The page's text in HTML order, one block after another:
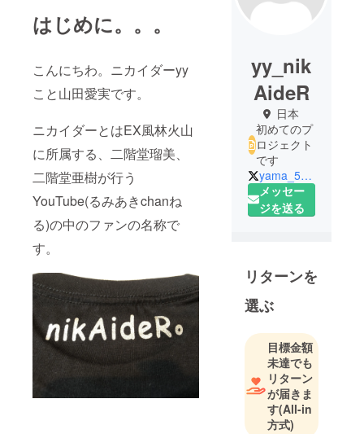
はじめに。。。
こんにちわ。ニカイダーyy
こと山田愛実です。
ニカイダーとはEX風林火山
に所属する、二階堂瑠美、
二階堂亜樹が行う
YouTube(るみあきchanね
る)の中のファンの名称で
す。
yy_nik
AideR
日本
初めてのプ
ロジェクト
です
yama_5788
メッセー
ジを送る
リターンを
選ぶ
目標金額
未達でも
リターン
が届きま
す(All-in
方式)